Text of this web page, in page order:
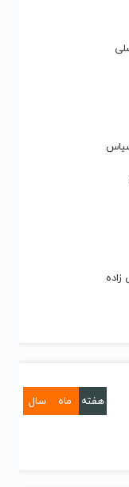
زاده
هفته ماه سال